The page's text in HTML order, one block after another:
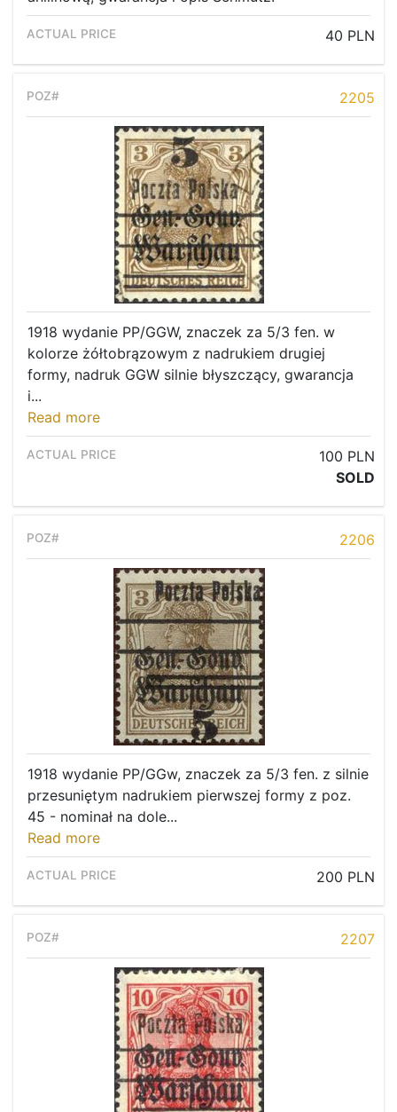
40 PLN
2205
1918 wydanie PP/GGW, znaczek za 5/3 fen. w
kolorze żółtobrązowym z nadrukiem drugiej
formy, nadruk GGW silnie błyszczący, gwarancja
i...
Read more
100 PLN
SOLD
2206
1918 wydanie PP/GGw, znaczek za 5/3 fen. z silnie
przesuniętym nadrukiem pierwszej formy z poz.
45 - nominał na dole...
Read more
200 PLN
2207